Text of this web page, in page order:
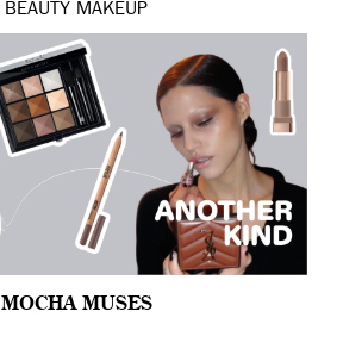
BEAUTY MAKEUP
MOCHA MUSES